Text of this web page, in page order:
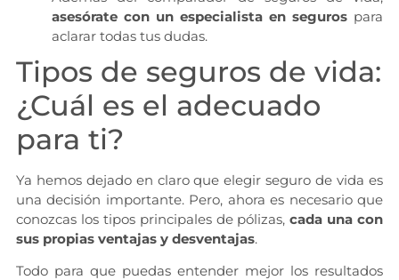
asesórate con un especialista en seguros para
aclarar todas tus dudas.
Tipos de seguros de vida:
¿Cuál es el adecuado
para ti?
Ya hemos dejado en claro que elegir seguro de vida es
una decisión importante. Pero, ahora es necesario que
conozcas los tipos principales de pólizas,cada una con
sus propias ventajas y desventajas.
Todo para que puedas entender mejor los resultados